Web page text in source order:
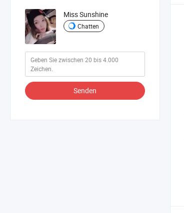
Miss Sunshine
Chatten
Senden